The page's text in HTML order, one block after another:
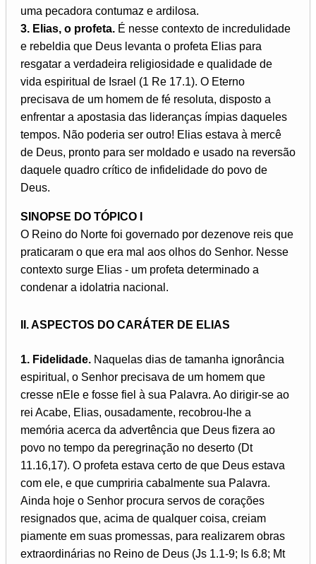
uma pecadora contumaz e ardilosa.
3. Elias, o profeta. É nesse contexto de incredulidade
e rebeldia que Deus levanta o profeta Elias para
resgatar a verdadeira religiosidade e qualidade de
vida espiritual de Israel (1 Re 17.1). O Eterno
precisava de um homem de fé resoluta, disposto a
enfrentar a apostasia das lideranças ímpias daqueles
tempos. Não poderia ser outro! Elias estava à mercê
de Deus, pronto para ser moldado e usado na reversão
daquele quadro crítico de infidelidade do povo de
Deus.
SINOPSE DO TÓPICO I
O Reino do Norte foi governado por dezenove reis que
praticaram o que era mal aos olhos do Senhor. Nesse
contexto surge Elias - um profeta determinado a
condenar a idolatria nacional.
II. ASPECTOS DO CARÁTER DE ELIAS
1. Fidelidade. Naquelas dias de tamanha ignorância
espiritual, o Senhor precisava de um homem que
cresse nEle e fosse fiel à sua Palavra. Ao dirigir-se ao
rei Acabe, Elias, ousadamente, recobrou-lhe a
memória acerca da advertência que Deus fizera ao
povo no tempo da peregrinação no deserto (Dt
11.16,17). O profeta estava certo de que Deus estava
com ele, e que cumpriria cabalmente sua Palavra.
Ainda hoje o Senhor procura servos de corações
resignados que, acima de qualquer coisa, creiam
piamente em suas promessas, para realizarem obras
extraordinárias no Reino de Deus (Js 1.1-9; Is 6.8; Mt